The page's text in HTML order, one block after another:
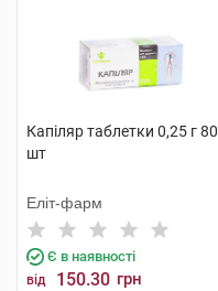
Капіляр таблетки 0,25 г 80
шт
Еліт-фарм
Є в наявності
від 150.30 грн